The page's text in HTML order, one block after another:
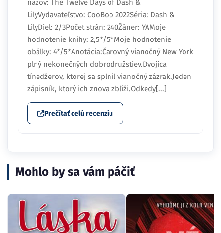
názov: The Twelve Days of Dash &
LilyVydavateľstvo: CooBoo 2022Séria: Dash &
LilyDiel: 2/3Počet strán: 240Žáner: YAMoje
hodnotenie knihy: 2,5*/5*Moje hodnotenie
obálky: 4*/5*Anotácia:Čarovný vianočný New York
plný nekonečných dobrodružstiev.Dvojica
tínedžerov, ktorej sa splnil vianočný zázrak.Jeden
zápisník, ktorý ich znova zblíži.Odkedy[...]
Prečítať celú recenziu
Mohlo by sa vám páčiť